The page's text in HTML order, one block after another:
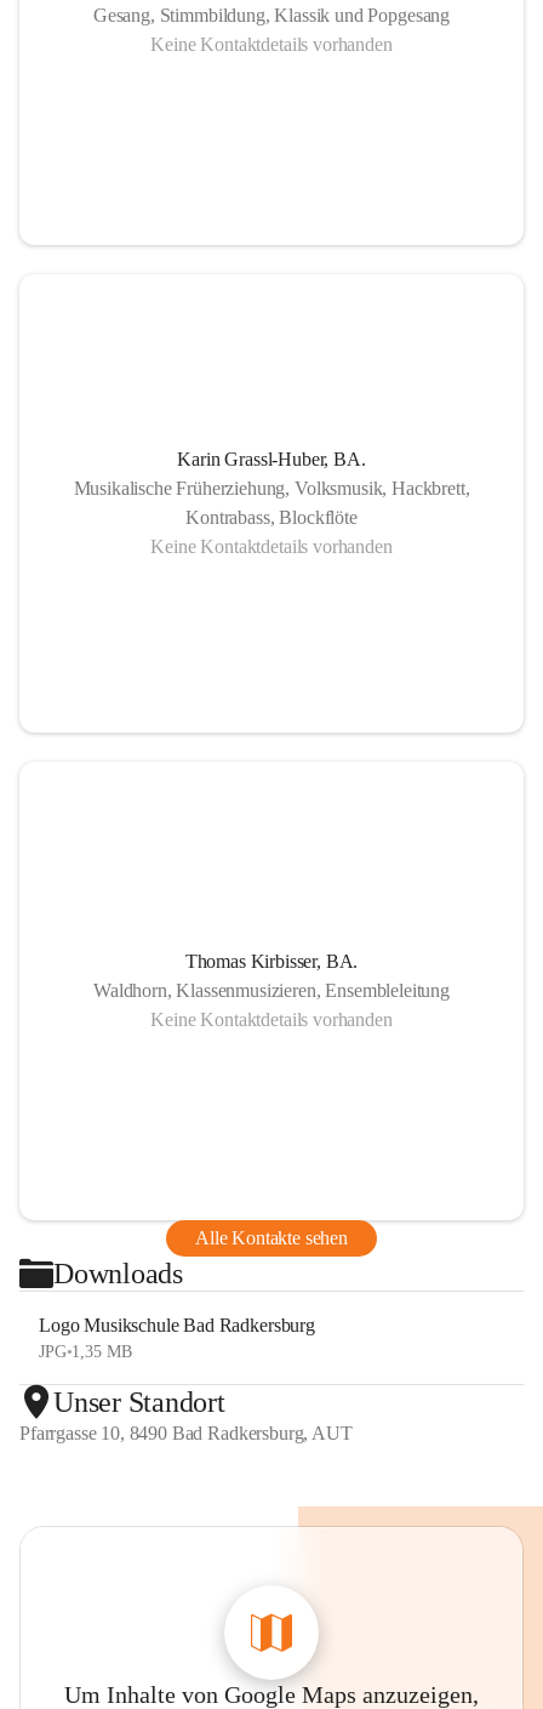
Gesang, Stimmbildung, Klassik und Popgesang
Keine Kontaktdetails vorhanden
Karin Grassl-Huber, BA.
Musikalische Früherziehung, Volksmusik, Hackbrett,
Kontrabass, Blockflöte
Keine Kontaktdetails vorhanden
Thomas Kirbisser, BA.
Waldhorn, Klassenmusizieren, Ensembleleitung
Keine Kontaktdetails vorhanden
Alle Kontakte sehen
Downloads
Logo Musikschule Bad Radkersburg
JPG•1,35 MB
Unser Standort
Pfarrgasse 10, 8490 Bad Radkersburg, AUT
Um Inhalte von Google Maps anzuzeigen,